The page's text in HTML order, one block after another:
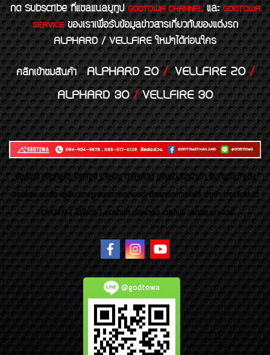
กด Subscribe ที่แชลแนลยูทูปGODTOWA CHANNELและGODTOWA
SERVICEของเราเพื่อรับข้อมูลข่าวสารเกี่ยวกับของแต่งรถ
ALPHARD / VELLFIRE ใหม่ๆได้ก่อนใคร
คลิกเข้าชมสินค้า ALPHARD 20/VELLFIRE 20/
ALPHARD 30/VELLFIRE 30
ของเเต่ง Alphard Vellfire Lexus Majesty ของเเต่งรถนำเข้า อุปกรณ์ตกแต่ง
ของแต่ง ชุดล้อ ผู้เชี่ยวชาญเฉพาะทางรถยนต์ อัลพาร์ด เวลไฟร์ นำเข้า ประดับยนต์
TOYOTA ( โตโยต้า ) รถนำเข้า อัลพาร์ด เวลไฟร์ เลกซัส มาเจสตี้
@godtowa